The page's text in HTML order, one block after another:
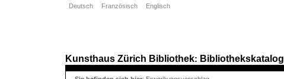
Kunsthaus Zürich Bibliothek: Bibliothekskatalog
Deutsch Französisch Englisch